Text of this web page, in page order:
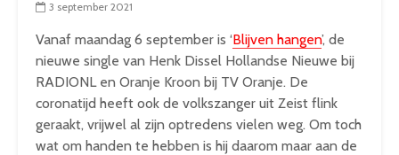
3 september 2021
Vanaf maandag 6 september is ‘Blijven hangen’, de
nieuwe single van Henk Dissel Hollandse Nieuwe bij
RADIONL en Oranje Kroon bij TV Oranje. De
coronatijd heeft ook de volkszanger uit Zeist flink
geraakt, vrijwel al zijn optredens vielen weg. Om toch
wat om handen te hebben is hij daarom maar aan de